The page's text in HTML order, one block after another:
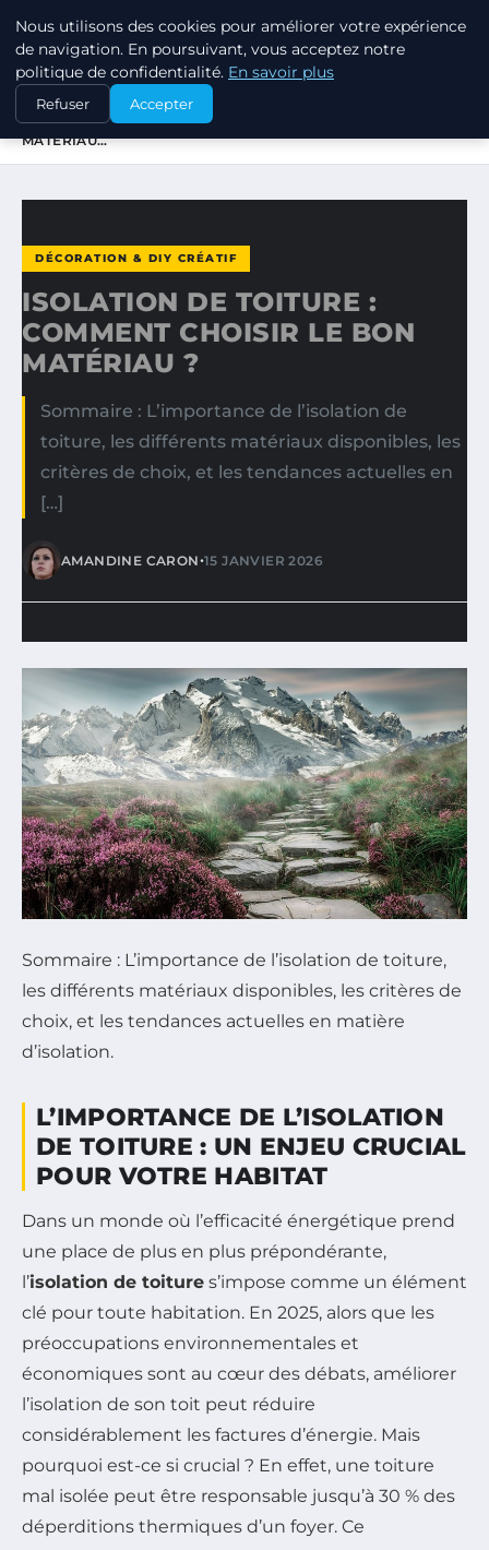
JARDINOTOP
ACCUEIL
DÉCORATION & DIY CRÉATIF
ISOLATION DE TOITURE : COMMENT CHOISIR LE BON
MATÉRIAU…
DÉCORATION & DIY CRÉATIF
ISOLATION DE TOITURE :
COMMENT CHOISIR LE BON
MATÉRIAU ?
Sommaire : L’importance de l’isolation de
toiture, les différents matériaux disponibles, les
critères de choix, et les tendances actuelles en
[…]
AMANDINE CARON•15 JANVIER 2026
Sommaire : L’importance de l’isolation de toiture,
les différents matériaux disponibles, les critères de
choix, et les tendances actuelles en matière
d’isolation.
L’IMPORTANCE DE L’ISOLATION
DE TOITURE : UN ENJEU CRUCIAL
POUR VOTRE HABITAT
Dans un monde où l’efficacité énergétique prend
une place de plus en plus prépondérante,
l’isolation de toiture s’impose comme un élément
clé pour toute habitation. En 2025, alors que les
préoccupations environnementales et
économiques sont au cœur des débats, améliorer
l’isolation de son toit peut réduire
considérablement les factures d’énergie. Mais
pourquoi est-ce si crucial ? En effet, une toiture
mal isolée peut être responsable jusqu’à 30 % des
déperditions thermiques d’un foyer. Ce
Nous utilisons des cookies pour améliorer votre expérience
de navigation. En poursuivant, vous acceptez notre
politique de confidentialité. En savoir plus
Refuser Accepter